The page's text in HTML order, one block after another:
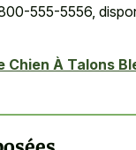
555-5556,
Chien À Talons